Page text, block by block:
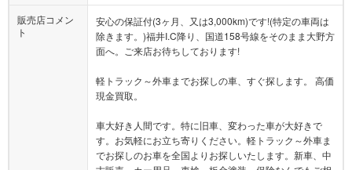
販売店コメン
ト
安心の保証付(3ヶ月、又は3,000km)です!(特定の車両は
除きます。)福井I.C降り、国道158号線をそのまま大野方
面へ。ご来店お待ちしております!
軽トラック～外車までお探しの車、すぐ探します。 高価
現金買取。
車大好き人間です。特に旧車、変わった車が大好きで
す。お気軽にお立ち寄りください。軽トラック～外車ま
でお探しのお車を全国よりお探しいたします。新車、中